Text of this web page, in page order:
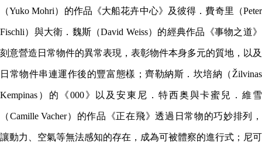
（Yuko Mohri）的作品《大船花卉中心》及彼得．費奇里（Peter
Fischli）與大衛．魏斯（David Weiss）的經典作品《事物之道》
刻意營造日常物件的異常表現，表彰物件本身多元的質地，以及
日常物件串連運作後的豐富態樣；齊勒納斯．坎培納（Žilvinas
Kempinas）的《000》以及安東尼．特西奥與卡蜜兒．維雪
（Camille Vacher）的作品《正在飛》透過日常物的巧妙排列，
讓動力、空氣等無法感知的存在，成為可被體察的進行式；尼可